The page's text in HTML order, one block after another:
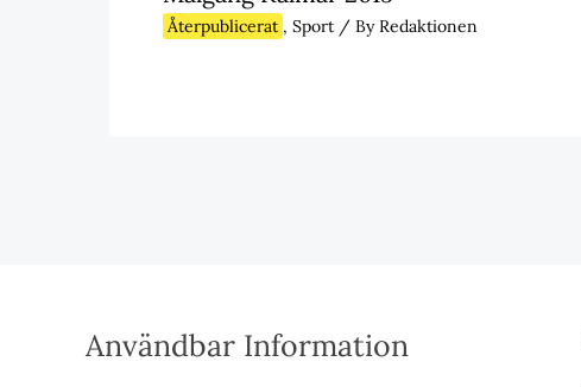
Återpublicerat , Sport / ByRedaktionen
Användbar Information